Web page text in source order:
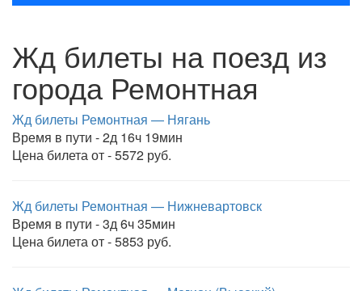
Жд билеты на поезд из
города Ремонтная
Жд билеты Ремонтная — Нягань
Время в пути - 2д 16ч 19мин
Цена билета от - 5572 руб.
Жд билеты Ремонтная — Нижневартовск
Время в пути - 3д 6ч 35мин
Цена билета от - 5853 руб.